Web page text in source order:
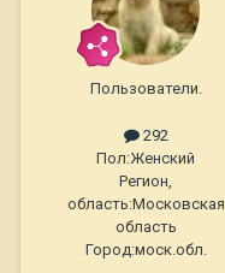
Пользователи.
292
Пол:Женский
Регион,
область:Московская
область
Город:моск.обл.